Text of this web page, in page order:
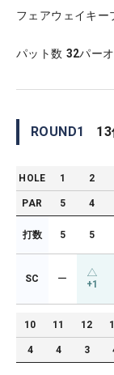
フェアウェイキー
パット数 32パー
ROUND1 13
HOLE 1 2
PAR 5 4
打数 5 5
SC ー +1
10 11 12
4 4 3